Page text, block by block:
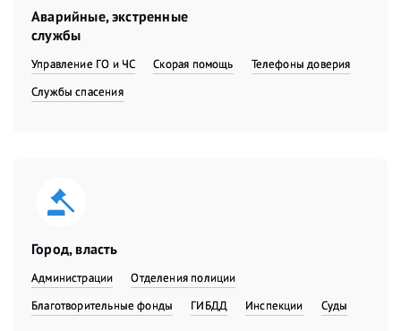
Аварийные, экстренные
службы
Управление ГО и ЧС Скорая помощь
Телефоны доверия
Службы спасения
Город, власть
Администрации
Отделения полиции
Благотворительные фонды
ГИБДД Инспекции Суды